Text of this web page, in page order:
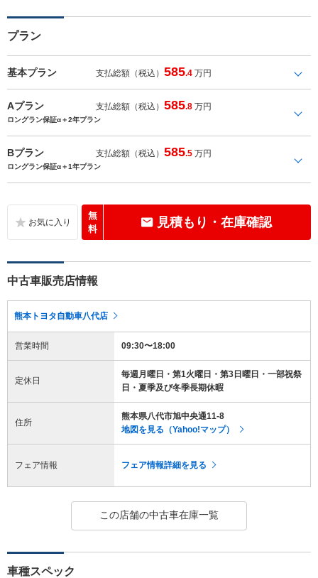
プラン
基本プラン 支払総額（税込）585.4 万円
Aプラン 支払総額（税込）585.8 万円
ロングラン保証α＋2年プラン
Bプラン 支払総額（税込）585.5 万円
ロングラン保証α＋1年プラン
無
料
見積もり・在庫確認
中古車販売店情報
熊本トヨタ自動車八代店
営業時間 09:30〜18:00
定休日
毎週月曜日・第1火曜日・第3日曜日・一部祝祭
日・夏季及び冬季長期休暇
住所
熊本県八代市旭中央通11-8
地図を見る（Yahoo!マップ）
フェア情報 フェア情報詳細を見る
この店舗の中古車在庫一覧
車種スペック